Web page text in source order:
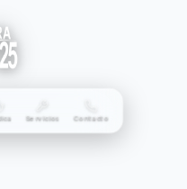
Servicios Contacto